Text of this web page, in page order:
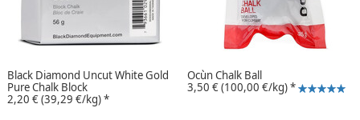
Black Diamond Uncut White Gold
Pure Chalk Block
2,20 €(39,29 €/kg)*
Ocùn Chalk Ball
3,50 €(100,00 €/kg)*